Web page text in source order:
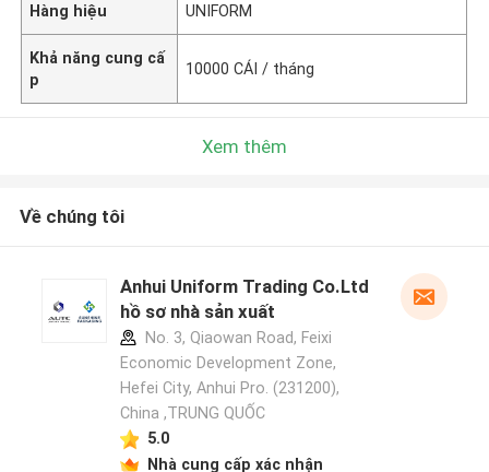
Hàng hiệu UNIFORM
Khả năng cung cấ
p
10000 CÁI / tháng
Xem thêm
Về chúng tôi
Anhui Uniform Trading Co.Ltd
hồ sơ nhà sản xuất
No. 3, Qiaowan Road, Feixi
Economic Development Zone,
Hefei City, Anhui Pro. (231200),
China ,TRUNG QUỐC
5.0
Nhà cung cấp xác nhận